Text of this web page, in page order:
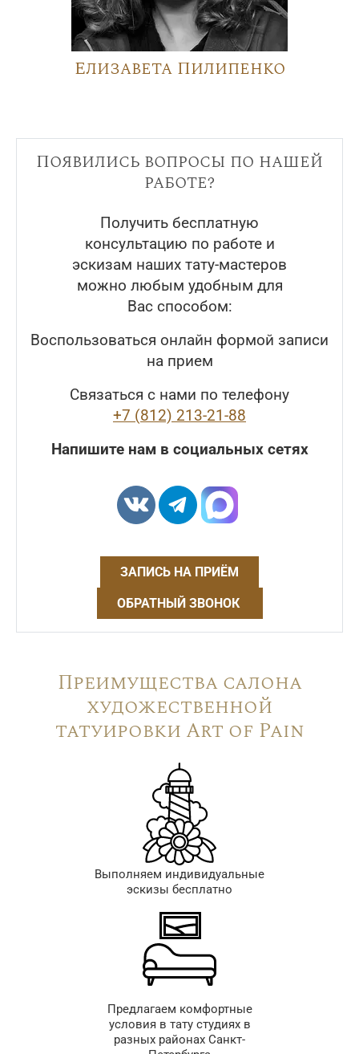
Елизавета Пилипенко
Появились вопросы по нашей
работе?
Получить бесплатную
консультацию по работе и
эскизам наших тату-мастеров
можно любым удобным для
Вас способом:
Воспользоваться онлайн формой записи
на прием
Связаться с нами по телефону
+7 (812) 213-21-88
Напишите нам в социальных сетях
ЗАПИСЬ НА ПРИЁМ
ОБРАТНЫЙ ЗВОНОК
Преимущества салона
художественной
татуировки Art of Pain
Выполняем индивидуальные
эскизы бесплатно
Предлагаем комфортные
условия в тату студиях в
разных районах Санкт-